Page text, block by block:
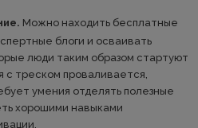
Можно находить бесплатные
блоги и осваивать
люди таким образом стартуют
треском проваливается,
умения отделять полезные
хорошими навыками